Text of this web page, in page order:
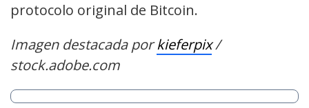
protocolo original de Bitcoin.
Imagen destacada porkieferpix/
stock.adobe.com